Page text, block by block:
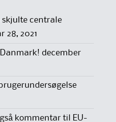
skjulte centrale
28, 2021
december
kommentar til EU-